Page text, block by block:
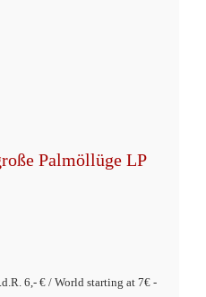
Palmöllüge LP
6,- € / World starting at 7€ -